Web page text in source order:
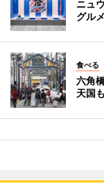
ニュ
グル
食べる
六角
天国も